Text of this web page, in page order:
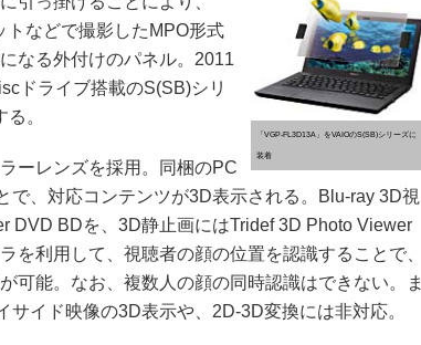
「VGP-FL3D13A」をVAIOのS(SB)シリーズに
装着
トなどで撮影したMPO形式
なる外付けのパネル。2011
ドライブ搭載のS(SB)シリ
。
ーレンズを採用。同梱のPC
で、対応コンテンツが3D表示される。Blu-ray 3D視
DVD BDを、3D静止画にはTridef 3D Photo Viewer
を利用して、視聴者の顔の位置を認識することで、
可能。なお、複数人の顔の同時認識はできない。ま
サイド映像の3D表示や、2D-3D変換には非対応。